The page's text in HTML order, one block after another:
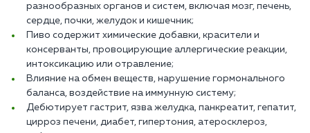
разнообразных органов и систем, включая мозг, печень,
сердце, почки, желудок и кишечник;
Пиво содержит химические добавки, красители и
консерванты, провоцирующие аллергические реакции,
интоксикацию или отравление;
Влияние на обмен веществ, нарушение гормонального
баланса, воздействие на иммунную систему;
Дебютирует гастрит, язва желудка, панкреатит, гепатит,
цирроз печени, диабет, гипертония, атеросклероз,